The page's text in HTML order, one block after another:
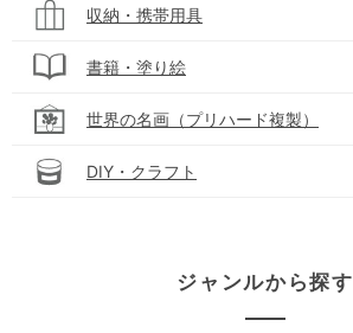
収納・携帯用具
書籍・塗り絵
世界の名画（プリハード複製）
DIY・クラフト
ジャンルから探す